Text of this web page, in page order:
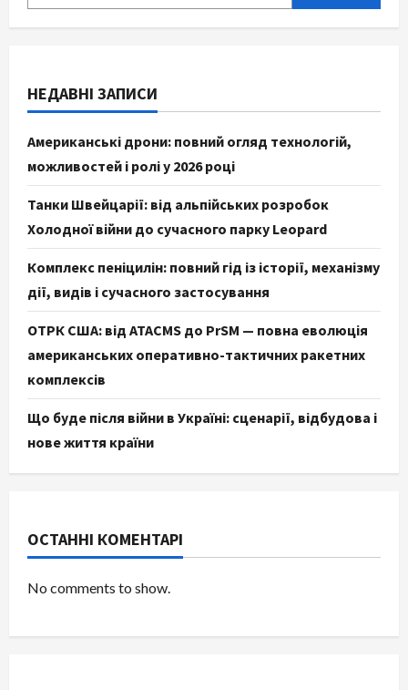
НЕДАВНІ ЗАПИСИ
Американські дрони: повний огляд технологій,
можливостей і ролі у 2026 році
Танки Швейцарії: від альпійських розробок
Холодної війни до сучасного парку Leopard
Комплекс пеніцилін: повний гід із історії, механізму
дії, видів і сучасного застосування
ОТРК США: від ATACMS до PrSM — повна еволюція
американських оперативно-тактичних ракетних
комплексів
Що буде після війни в Україні: сценарії, відбудова і
нове життя країни
ОСТАННІ КОМЕНТАРІ
No comments to show.